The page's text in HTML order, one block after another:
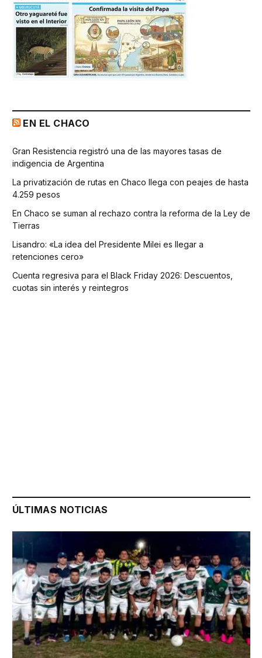
EN EL CHACO
Gran Resistencia registró una de las mayores tasas de
indigencia de Argentina
La privatización de rutas en Chaco llega con peajes de hasta
4.259 pesos
En Chaco se suman al rechazo contra la reforma de la Ley de
Tierras
Lisandro: «La idea del Presidente Milei es llegar a
retenciones cero»
Cuenta regresiva para el Black Friday 2026: Descuentos,
cuotas sin interés y reintegros
ÚLTIMAS NOTICIAS